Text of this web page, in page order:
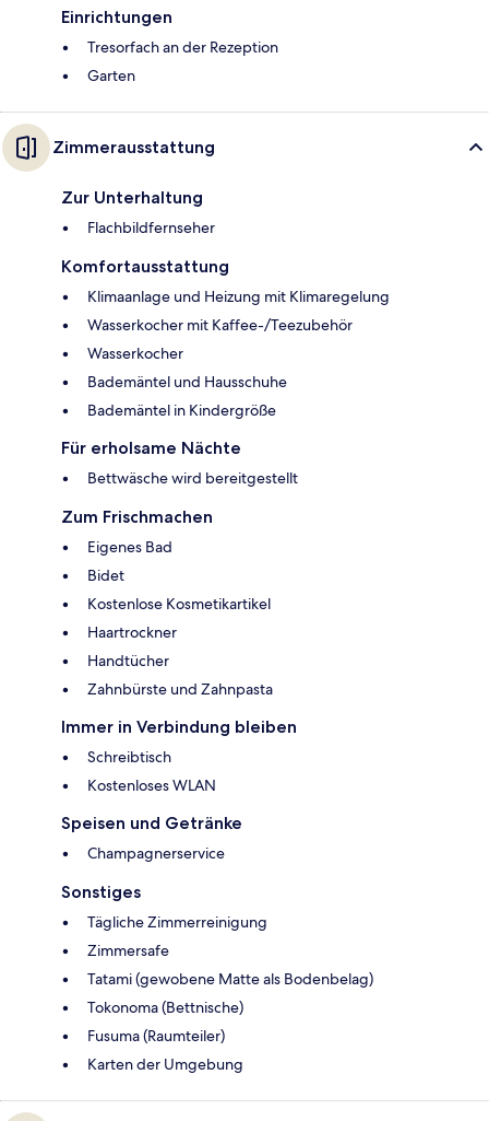
Einrichtungen
Tresorfach an der Rezeption
Garten
Zimmerausstattung
Zur Unterhaltung
Flachbildfernseher
Komfortausstattung
Klimaanlage und Heizung mit Klimaregelung
Wasserkocher mit Kaffee-/Teezubehör
Wasserkocher
Bademäntel und Hausschuhe
Bademäntel in Kindergröße
Für erholsame Nächte
Bettwäsche wird bereitgestellt
Zum Frischmachen
Eigenes Bad
Bidet
Kostenlose Kosmetikartikel
Haartrockner
Handtücher
Zahnbürste und Zahnpasta
Immer in Verbindung bleiben
Schreibtisch
Kostenloses WLAN
Speisen und Getränke
Champagnerservice
Sonstiges
Tägliche Zimmerreinigung
Zimmersafe
Tatami (gewobene Matte als Bodenbelag)
Tokonoma (Bettnische)
Fusuma (Raumteiler)
Karten der Umgebung